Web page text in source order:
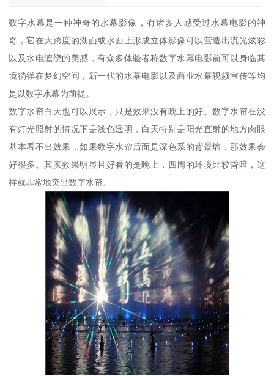
数字水幕是一种神奇的水幕影像，有诸多人感受过水幕电影的神
奇，它在大跨度的湖面或水面上形成立体影像可以营造出流光炫彩
以及水电缠绕的美感，有众多体验者称数字水幕电影前可以身临其
境徜徉在梦幻空间，新一代的水幕电影以及商业水幕视频宣传等均
是以数字水幕为前提。
数字水帘白天也可以展示，只是效果没有晚上的好。数字水帘在没
有灯光照射的情况下是浅色透明，白天特别是阳光直射的地方肉眼
基本看不出效果，如果数字水帘后面是深色系的背景墙，那效果会
好很多。其实效果明显且好看的是晚上，四周的环境比较昏暗，这
样就非常地突出数字水帘。